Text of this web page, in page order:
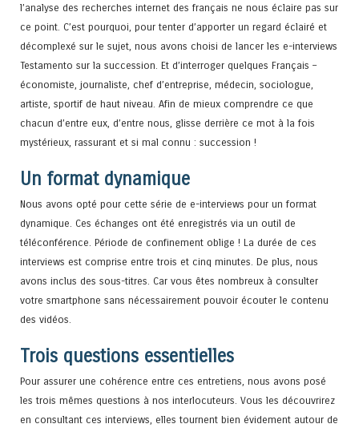
l’analyse des recherches internet des français ne nous éclaire pas sur
ce point. C’est pourquoi, pour tenter d’apporter un regard éclairé et
décomplexé sur le sujet, nous avons choisi de lancer les e-interviews
Testamento sur la succession. Et d’interroger quelques Français –
économiste, journaliste, chef d’entreprise, médecin, sociologue,
artiste, sportif de haut niveau. Afin de mieux comprendre ce que
chacun d’entre eux, d’entre nous, glisse derrière ce mot à la fois
mystérieux, rassurant et si mal connu : succession !
Un format dynamique
Nous avons opté pour cette série de e-interviews pour un format
dynamique. Ces échanges ont été enregistrés via un outil de
téléconférence. Période de confinement oblige ! La durée de ces
interviews est comprise entre trois et cinq minutes. De plus, nous
avons inclus des sous-titres. Car vous êtes nombreux à consulter
votre smartphone sans nécessairement pouvoir écouter le contenu
des vidéos.
Trois questions essentielles
Pour assurer une cohérence entre ces entretiens, nous avons posé
les trois mêmes questions à nos interlocuteurs. Vous les découvrirez
en consultant ces interviews, elles tournent bien évidement autour de